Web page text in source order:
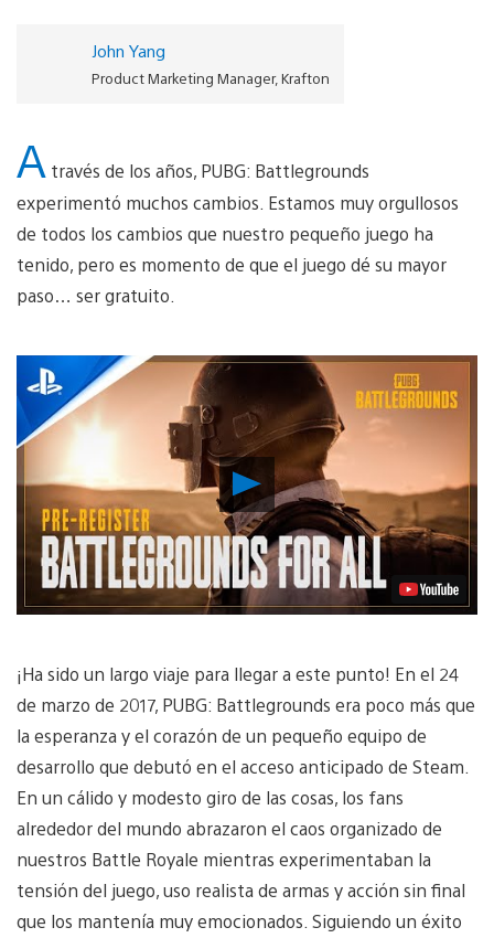
John Yang
Product Marketing Manager, Krafton
A través de los años, PUBG: Battlegrounds
experimentó muchos cambios. Estamos muy orgullosos
de todos los cambios que nuestro pequeño juego ha
tenido, pero es momento de que el juego dé su mayor
paso… ser gratuito.
Reproducir
Video
¡Ha sido un largo viaje para llegar a este punto! En el 24
de marzo de 2017, PUBG: Battlegrounds era poco más que
la esperanza y el corazón de un pequeño equipo de
desarrollo que debutó en el acceso anticipado de Steam.
En un cálido y modesto giro de las cosas, los fans
alrededor del mundo abrazaron el caos organizado de
nuestros Battle Royale mientras experimentaban la
tensión del juego, uso realista de armas y acción sin final
que los mantenía muy emocionados. Siguiendo un éxito